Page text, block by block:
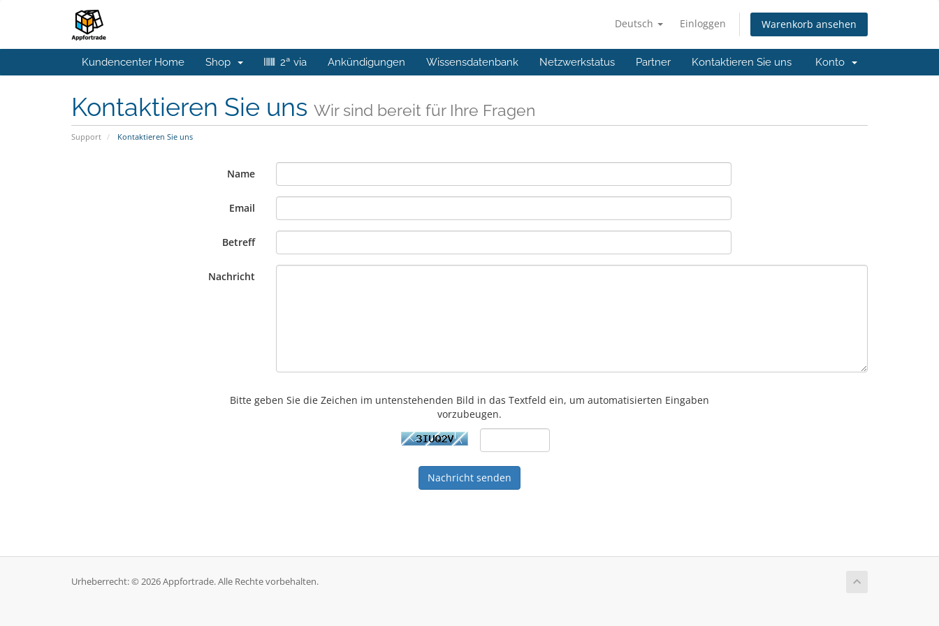
Deutsch Einloggen Warenkorb ansehen
Kundencenter Home Shop 2ª via Ankündigungen Wissensdatenbank Netzwerkstatus Partner Kontaktieren Sie uns Konto
Kontaktieren Sie uns Wir sind bereit für Ihre Fragen
Support Kontaktieren Sie uns
Name
Email
Betreff
Nachricht
Bitte geben Sie die Zeichen im untenstehenden Bild in das Textfeld ein, um automatisierten Eingaben
vorzubeugen.
Nachricht senden
Urheberrecht: © 2026 Appfortrade. Alle Rechte vorbehalten.